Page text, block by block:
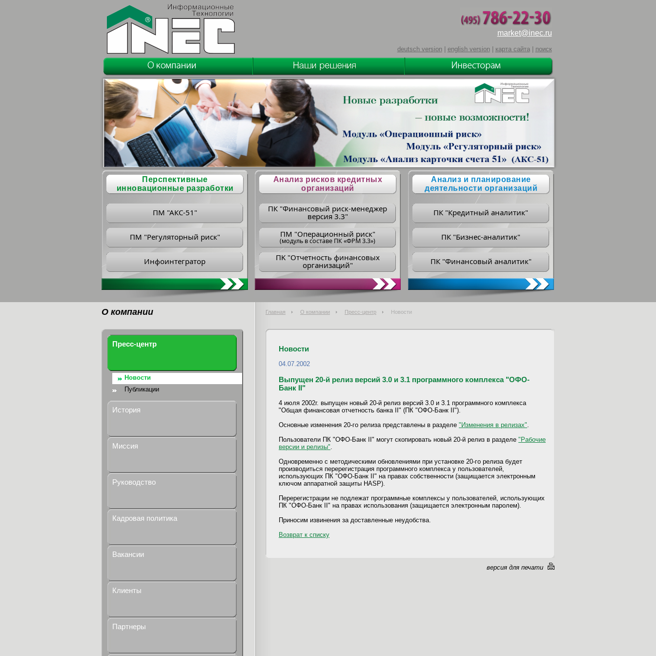
market@inec.ru
deutsch version| english version| карта сайта| поиск
Перспективные
инновационные разработки
ПМ "АКС-51"
ПМ "Регуляторный риск"
Инфоинтегратор
Анализ рисков кредитных
организаций
ПК "Финансовый риск-менеджер
версия 3.3"
ПM "Операционный риск"
(модуль в составе ПК «ФРМ 3.3»)
ПK "Отчетность финансовых
организаций"
Анализ и планирование
деятельности организаций
ПК "Кредитный аналитик"
ПК "Бизнес-аналитик"
ПК "Финансовый аналитик"
О компании Главная О компании Пресс-центр Новости
Пресс-центр
Новости
Публикации
История
Миссия
Руководство
Кадровая политика
Вакансии
Клиенты
Партнеры
Новости
04.07.2002
Выпущен 20-й релиз версий 3.0 и 3.1 программного комплекса "ОФО-
Банк II"
4 июля 2002г. выпущен новый 20-й релиз версий 3.0 и 3.1 программного комплекса
"Общая финансовая отчетность банка II" (ПК "ОФО-Банк II").
Основные изменения 20-го релиза представлены в разделе "Изменения в релизах"
Пользователи ПК "ОФО-Банк II" могут скопировать новый 20-й релиз в разделе "Рабочие
версии и релизы"
Одновременно с методическими обновлениями при установке 20-го релиза будет
производиться перерегистрация программного комплекса у пользователей,
использующих ПК "ОФО-Банк II" на правах собственности (защищается электронным
ключом аппаратной защиты HASP).
Перерегистрации не подлежат программные комплексы у пользователей, использующих
ПК "ОФО-Банк II" на правах использования (защищается электронным паролем).
Приносим извинения за доставленные неудобства.
Возврат к списку
версия для печати